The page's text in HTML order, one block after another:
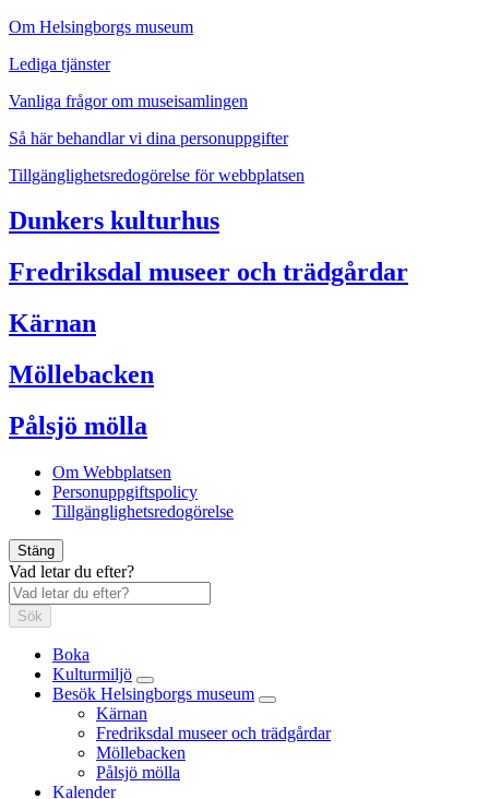
Om Helsingborgs museum
Lediga tjänster
Vanliga frågor om museisamlingen
Så här behandlar vi dina personuppgifter
Tillgänglighetsredogörelse för webbplatsen
Dunkers kulturhus
Fredriksdal museer och trädgårdar
Kärnan
Möllebacken
Pålsjö mölla
Om Webbplatsen
Personuppgiftspolicy
Tillgänglighetsredogörelse
Stäng
Vad letar du efter?
Sök
Boka
Kulturmiljö
Besök Helsingborgs museum
Kärnan
Fredriksdal museer och trädgårdar
Möllebacken
Pålsjö mölla
Kalender